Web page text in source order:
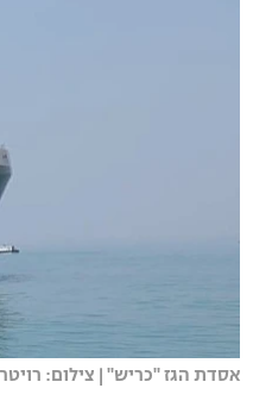
אסדת הגז ''כריש'' | צילום: